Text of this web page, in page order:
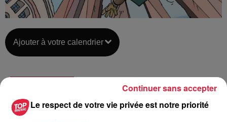
Ajouter à votre calendrier
17 novembre 2018 à 0h00
Le respect de votre vie privée est notre priorité
Continuer sans accepter